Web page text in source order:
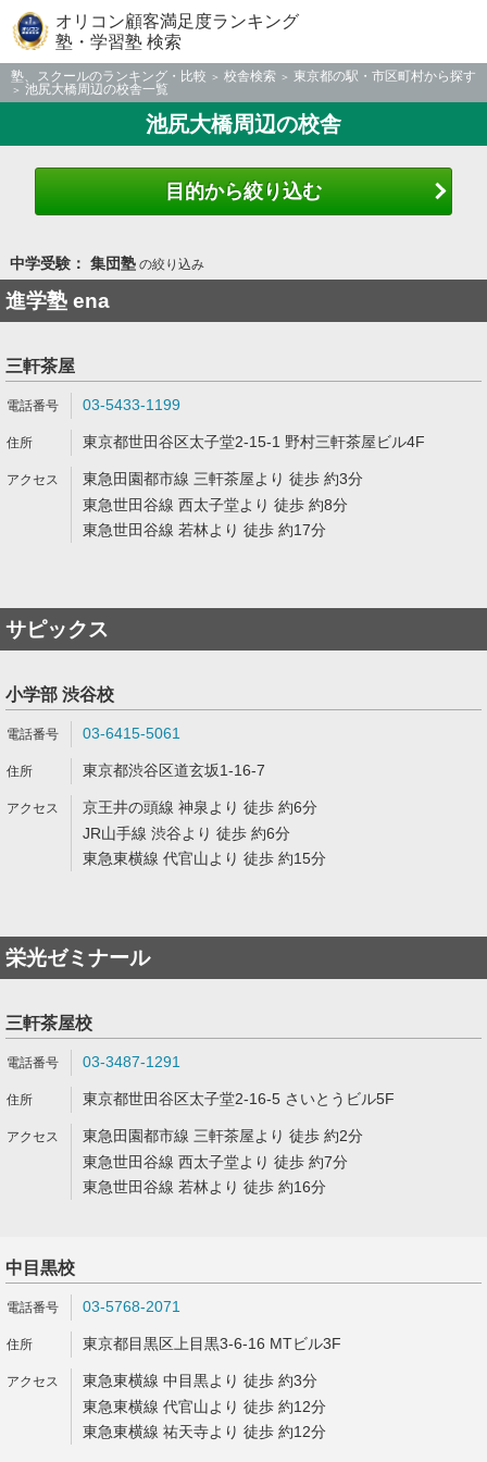
オリコン顧客満足度ランキング
塾・学習塾 検索
塾、スクールのランキング・比較 校舎検索
東京都の駅・市区町村から探す
池尻大橋周辺の校舎一覧
池尻大橋周辺の校舎
目的から絞り込む
中学受験： 集団塾の絞り込み
進学塾 ena
三軒茶屋
03-5433-1199
東京都世田谷区太子堂2-15-1 野村三軒茶屋ビル4F
東急田園都市線 三軒茶屋より 徒歩 約3分
東急世田谷線 西太子堂より 徒歩 約8分
東急世田谷線 若林より 徒歩 約17分
サピックス
小学部 渋谷校
03-6415-5061
東京都渋谷区道玄坂1-16-7
京王井の頭線 神泉より 徒歩 約6分
JR山手線 渋谷より 徒歩 約6分
東急東横線 代官山より 徒歩 約15分
栄光ゼミナール
三軒茶屋校
03-3487-1291
東京都世田谷区太子堂2-16-5 さいとうビル5F
東急田園都市線 三軒茶屋より 徒歩 約2分
東急世田谷線 西太子堂より 徒歩 約7分
東急世田谷線 若林より 徒歩 約16分
中目黒校
03-5768-2071
東京都目黒区上目黒3-6-16 MTビル3F
東急東横線 中目黒より 徒歩 約3分
東急東横線 代官山より 徒歩 約12分
東急東横線 祐天寺より 徒歩 約12分